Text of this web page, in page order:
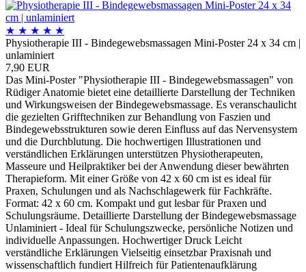
★ ★ ★ ★ ★
Physiotherapie III - Bindegewebsmassagen Mini-Poster 24 x 34 cm |
unlaminiert
7,90 EUR
Das Mini-Poster "Physiotherapie III - Bindegewebsmassagen" von
Rüdiger Anatomie bietet eine detaillierte Darstellung der Techniken
und Wirkungsweisen der Bindegewebsmassage. Es veranschaulicht
die gezielten Grifftechniken zur Behandlung von Faszien und
Bindegewebsstrukturen sowie deren Einfluss auf das Nervensystem
und die Durchblutung. Die hochwertigen Illustrationen und
verständlichen Erklärungen unterstützen Physiotherapeuten,
Masseure und Heilpraktiker bei der Anwendung dieser bewährten
Therapieform. Mit einer Größe von 42 x 60 cm ist es ideal für
Praxen, Schulungen und als Nachschlagewerk für Fachkräfte.
Format: 42 x 60 cm. Kompakt und gut lesbar für Praxen und
Schulungsräume. Detaillierte Darstellung der Bindegewebsmassage
Unlaminiert - Ideal für Schulungszwecke, persönliche Notizen und
individuelle Anpassungen. Hochwertiger Druck Leicht
verständliche Erklärungen Vielseitig einsetzbar Praxisnah und
wissenschaftlich fundiert Hilfreich für Patientenaufklärung